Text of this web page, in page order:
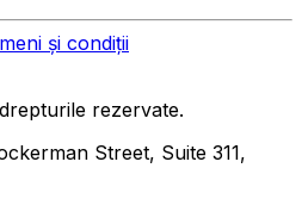
și condiții
rezervate.
Street, Suite 311,